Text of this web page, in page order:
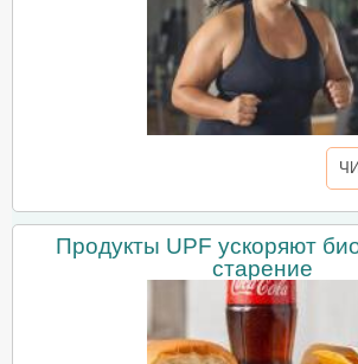
Продукты UPF ускоряют
старение